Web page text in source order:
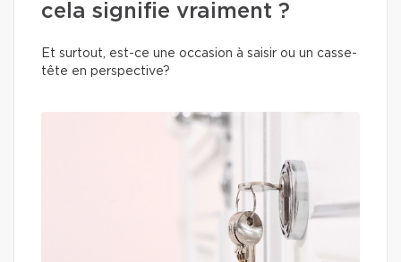
cela signifie vraiment ?
Et surtout, est-ce une occasion à saisir ou un casse-
tête en perspective?